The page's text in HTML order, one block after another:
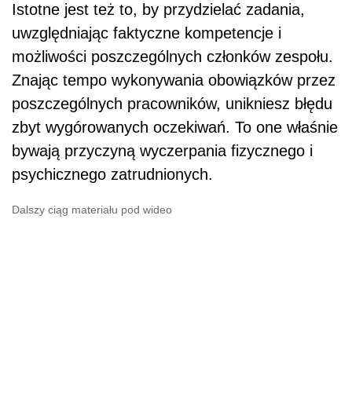
Istotne jest też to, by przydzielać zadania,
uwzględniając faktyczne kompetencje i
możliwości poszczególnych członków zespołu.
Znając tempo wykonywania obowiązków przez
poszczególnych pracowników, unikniesz błędu
zbyt wygórowanych oczekiwań. To one właśnie
bywają przyczyną wyczerpania fizycznego i
psychicznego zatrudnionych.
Dalszy ciąg materiału pod wideo